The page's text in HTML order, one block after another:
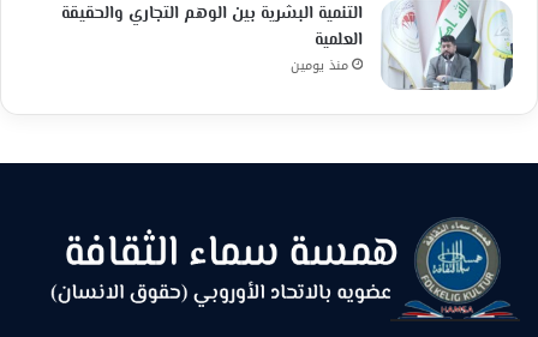
التنمية البشرية بين الوهم التجاري والحقيقة
العلمية
منذ يومين